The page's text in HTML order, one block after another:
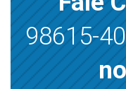
98615-